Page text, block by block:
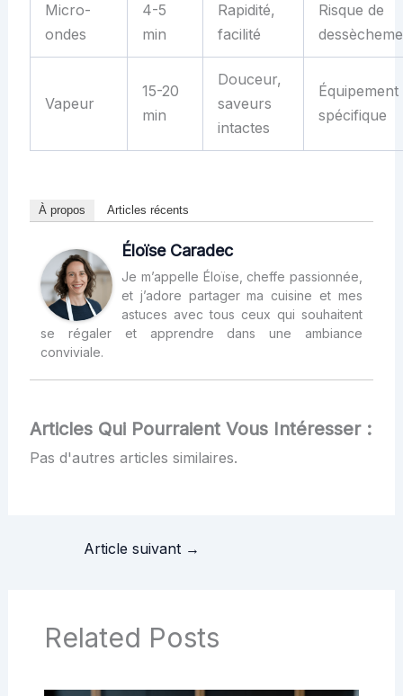
Micro-
ondes
4-5
min
Rapidité,
facilité
Risque de
Vapeur
15-20
min
Douceur,
saveurs
intactes
Équipement
spécifique
À propos Articles récents
Éloïse Caradec
Je m’appelle Éloïse, cheffe passionnée,
et j’adore partager ma cuisine et mes
astuces avec tous ceux qui souhaitent
se régaler et apprendre dans une ambiance
conviviale.
Articles Qui Pourraient Vous Intéresser :
Pas d'autres articles similaires.
Article suivant →
Related Posts